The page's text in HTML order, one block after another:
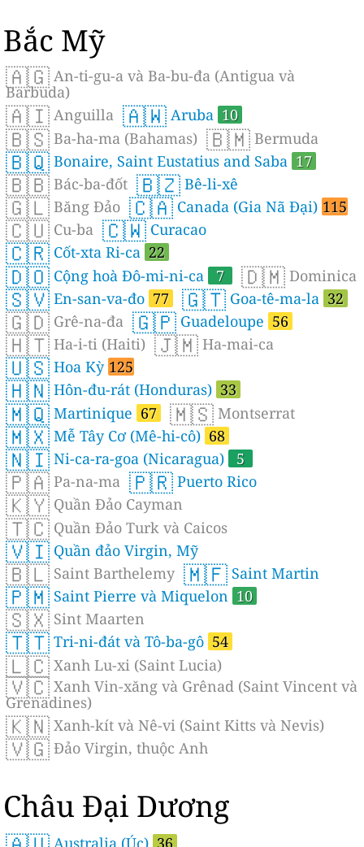
Bắc Mỹ
🇦🇬 An-ti-gu-a và Ba-bu-đa (Antigua và
Barbuda)
🇦🇮 Anguilla 🇦🇼 Aruba 10
🇧🇸 Ba-ha-ma (Bahamas) 🇧🇲 Bermuda
🇧🇶 Bonaire, Saint Eustatius and Saba 17
🇧🇧 Bác-ba-đốt 🇧🇿 Bê-li-xê
🇬🇱 Băng Đảo 🇨🇦 Canada (Gia Nã Đại) 115
🇨🇺 Cu-ba 🇨🇼 Curacao
🇨🇷 Cốt-xta Ri-ca 22
🇩🇴 Cộng hoà Đô-mi-ni-ca 7 🇩🇲 Dominica
🇸🇻 En-san-va-đo 77 🇬🇹 Goa-tê-ma-la 32
🇬🇩 Grê-na-đa 🇬🇵 Guadeloupe 56
🇭🇹 Ha-i-ti (Haiti) 🇯🇲 Ha-mai-ca
🇺🇸 Hoa Kỳ 125
🇭🇳 Hôn-đu-rát (Honduras) 33
🇲🇶 Martinique 67 🇲🇸 Montserrat
🇲🇽 Mễ Tây Cơ (Mê-hi-cô) 68
🇳🇮 Ni-ca-ra-goa (Nicaragua) 5
🇵🇦 Pa-na-ma 🇵🇷 Puerto Rico
🇰🇾 Quần Đảo Cayman
🇹🇨 Quần Đảo Turk và Caicos
🇻🇮 Quần đảo Virgin, Mỹ
🇧🇱 Saint Barthelemy 🇲🇫 Saint Martin
🇵🇲 Saint Pierre và Miquelon 10
🇸🇽 Sint Maarten
🇹🇹 Tri-ni-đát và Tô-ba-gô 54
🇱🇨 Xanh Lu-xi (Saint Lucia)
🇻🇨 Xanh Vin-xăng và Grênad (Saint Vincent và
Grenadines)
🇰🇳 Xanh-kít và Nê-vi (Saint Kitts và Nevis)
🇻🇬 Đảo Virgin, thuộc Anh
Châu Đại Dương